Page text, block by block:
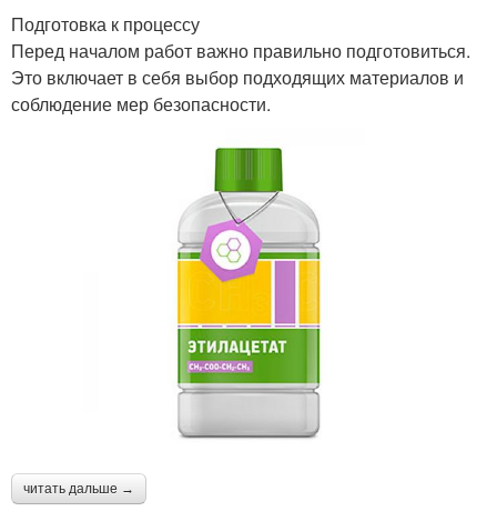
Подготовка к процессу
Перед началом работ важно правильно подготовиться.
Это включает в себя выбор подходящих материалов и
соблюдение мер безопасности.
читать дальше →